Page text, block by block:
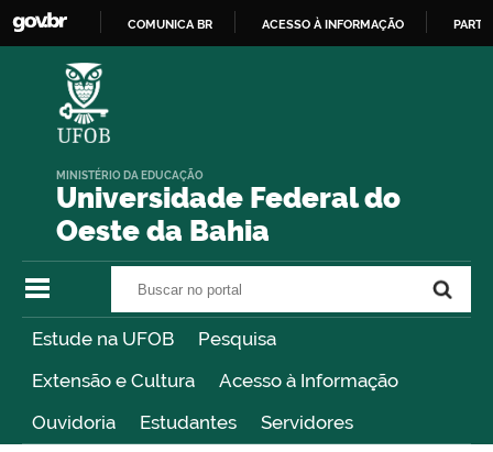
COMUNICA BR ACESSO À INFORMAÇÃO
Universidade Federal do
Oeste da Bahia
MINISTÉRIO DA EDUCAÇÃO
Estude na UFOB
Pesquisa
Extensão e Cultura
Acesso à Informação
Ouvidoria
Estudantes Servidores